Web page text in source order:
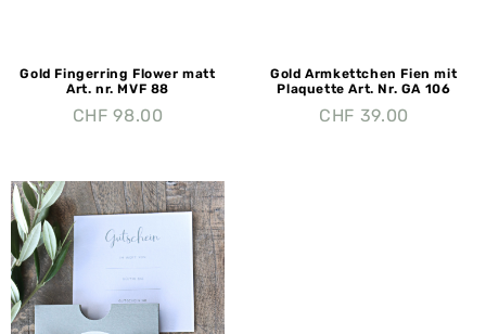
Gold Fingerring Flower matt
Art. nr. MVF 88
CHF 98.00
Gold Armkettchen Fien mit
Plaquette Art. Nr. GA 106
CHF 39.00